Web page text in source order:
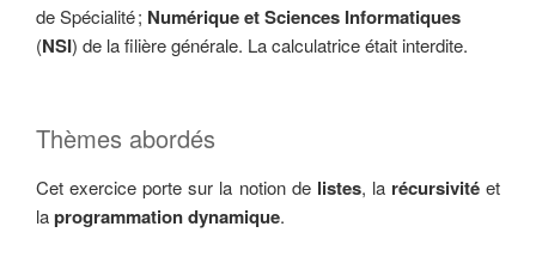
de Spécialité ; Numérique etSciences Informatiques
(NSI) de la filière générale. La calculatrice était interdite.
Thèmes abordés
Cet exercice porte sur la notion de listes, la récursivitéet
laprogrammationdynamique.